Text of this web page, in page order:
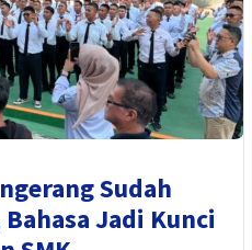
Sudah
Jadi Kunci